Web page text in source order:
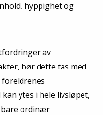
hyppighet og
av
bør dette tas med
ytes i hele livsløpet,
bare ordinær